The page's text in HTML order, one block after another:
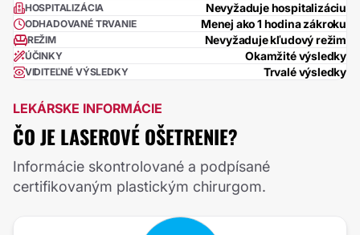
HOSPITALIZÁCIA Nevyžaduje hospitalizáciu
ODHADOVANÉ TRVANIE Menej ako 1 hodina zákroku
REŽIM Nevyžaduje kľudový režim
ÚČINKY Okamžité výsledky
VIDITEĽNÉ VÝSLEDKY Trvalé výsledky
LEKÁRSKE INFORMÁCIE
ČO JE LASEROVÉ OŠETRENIE?
Informácie skontrolované a podpísané
certifikovaným plastickým chirurgom.